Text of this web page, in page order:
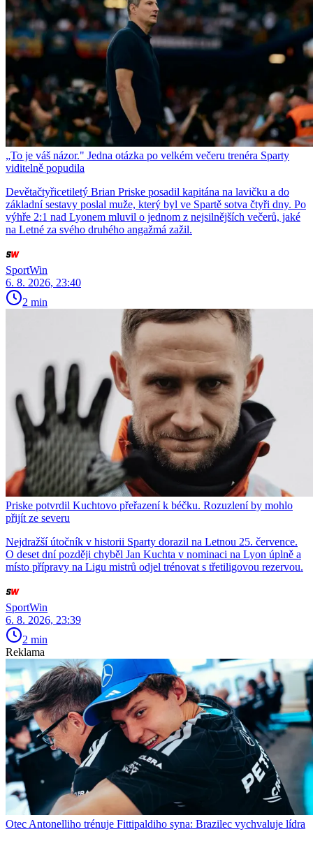
„To je váš názor." Jedna otázka po velkém večeru trenéra Sparty
viditelně popudila
Devětačtyřicetiletý Brian Priske posadil kapitána na lavičku a do
základní sestavy poslal muže, který byl ve Spartě sotva čtyři dny. Po
výhře 2:1 nad Lyonem mluvil o jednom z nejsilnějších večerů, jaké
na Letné za svého druhého angažmá zažil.
SportWin
6. 8. 2026, 23:40
2 min
Priske potvrdil Kuchtovo přeřazení k béčku. Rozuzlení by mohlo
přijít ze severu
Nejdražší útočník v historii Sparty dorazil na Letnou 25. července.
O deset dní později chyběl Jan Kuchta v nominaci na Lyon úplně a
místo přípravy na Ligu mistrů odjel trénovat s třetiligovou rezervou.
SportWin
6. 8. 2026, 23:39
2 min
Reklama
Otec Antonelliho trénuje Fittipaldiho syna: Brazilec vychvaluje lídra